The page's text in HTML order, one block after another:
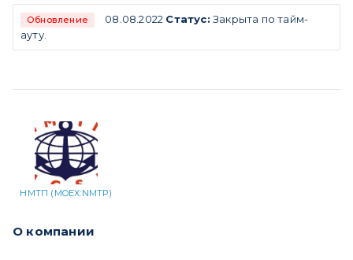
Обновление 08.08.2022 Статус: Закрыта по тайм-
ауту.
НМТП (MOEX:NMTP)
О компании